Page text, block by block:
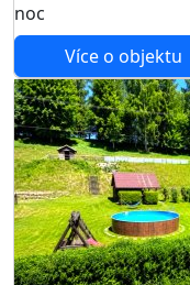
noc
Více o objektu